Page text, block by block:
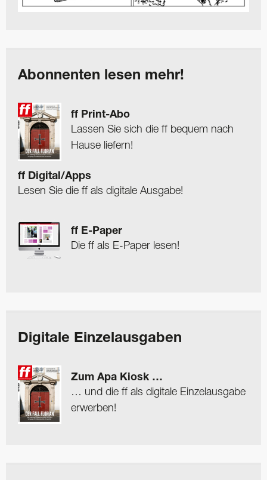
Abonnenten lesen mehr!
ff Print-Abo
Lassen Sie sich die ff bequem nach
Hause liefern!
ff Digital/Apps
Lesen Sie die ff als digitale Ausgabe!
ff E-Paper
Die ff als E-Paper lesen!
Digitale Einzelausgaben
Zum Apa Kiosk …
… und die ff als digitale Einzelausgabe
erwerben!